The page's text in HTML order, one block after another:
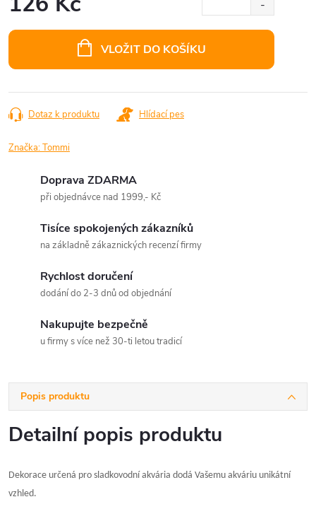
VLOŽIT DO KOŠÍKU
Dotaz k produktu Hlídací pes
Značka:Tommi
Doprava ZDARMA
při objednávce nad 1999,- Kč
Tisíce spokojených zákazníků
na základně zákaznických recenzí firmy
Rychlost doručení
dodání do 2-3 dnů od objednání
Nakupujte bezpečně
u firmy s více než 30-ti letou tradicí
Popis produktu
Detailní popis produktu
Dekorace určená pro sladkovodní akvária dodá Vašemu akváriu unikátní
vzhled.